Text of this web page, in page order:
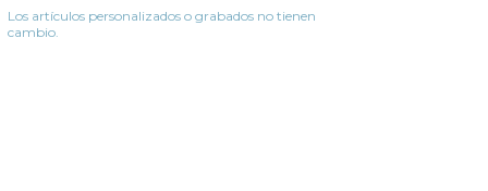
Los artículos personalizados o grabados no tienen
cambio.